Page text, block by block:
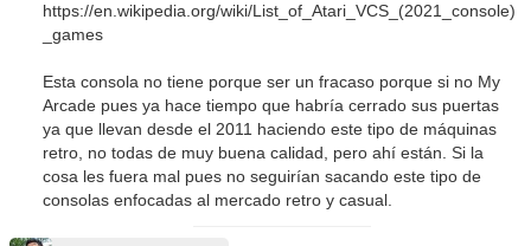
https://en.wikipedia.org/wiki/List_of_Atari_VCS_(2021_console)
_games
Esta consola no tiene porque ser un fracaso porque si no My
Arcade pues ya hace tiempo que habría cerrado sus puertas
ya que llevan desde el 2011 haciendo este tipo de máquinas
retro, no todas de muy buena calidad, pero ahí están. Si la
cosa les fuera mal pues no seguirían sacando este tipo de
consolas enfocadas al mercado retro y casual.